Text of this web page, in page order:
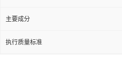
主要成分
执行质量标准